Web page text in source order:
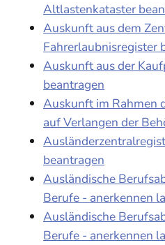
Altlastenkataster
Auskunft aus dem
Fahrerlaubnisregister
Auskunft aus der
beantragen
Auskunft im Rahmen
auf Verlangen der
beantragen
Ausländische
Berufe - anerkennen
Ausländische
Berufe - anerkennen